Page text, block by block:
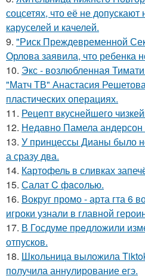
соцсетях, что её не
каруселей и качелей.
9. "Риск Преждевременной
Орлова заявила, что ребенка
10. Экс - возлюбленная
"Матч ТВ" Анастасия
пластических операциях.
11. Рецепт вкуснейшего
12. Недавно Памела андерсон
13. У принцессы Дианы было
а сразу два.
14. Картофель в сливках
15. Салат C фaсoлью.
16. Вокруг промо - арта гта 6
игроки узнали в главной
17. В Госдуме пpeдложили
отпусков.
18. Школьница выложила
получила аннулирование егэ.